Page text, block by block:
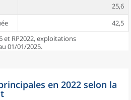
25,6
42,5
et RP2022, exploitations
01/01/2025.
en 2022 selon la